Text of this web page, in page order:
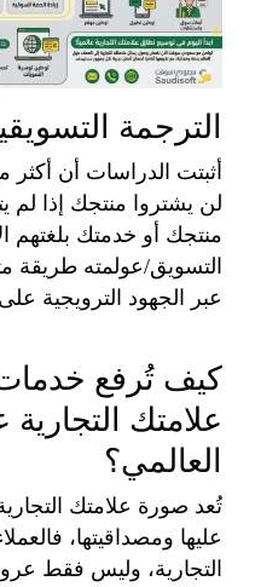
الترجمة
لن يشتروا منتجك إذا لم
منتجك أو خدمتك بلغتهم
التسويق/عولمته طريقة
عبر الجهود الترويجية
كيف تُرفع
علامتك
العالمي؟
تُعد صورة علامتك
عليها ومصداقيتها،
التجارية، وليس فقط